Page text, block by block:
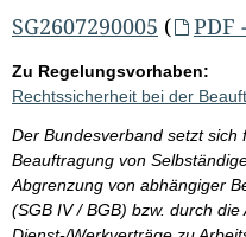
SG2607290005 ( PDF
Zu Regelungsvorhaben:
Rechtssicherheit bei der
Der Bundesverband setzt sich
Beauftragung von
Abgrenzung von abhängiger
(SGB IV / BGB) bzw. durch